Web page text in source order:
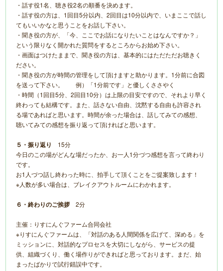
・話す役1名、聴き役2名の順番を決めます。
・話す役の方は、1回目5分以内、2回目は10分以内で、いまここで話し
てもいいかなと思うことをお話し下さい。
・聞き役の方が、「今、ここでお話になりたいことはなんですか？」
という限りなく開かれた質問をするところからお始め下さい。
・画面はつけたままで、聞き役の方は、基本的にはただただお聴きく
ださい。
・聞き役の方が時間の管理をして頂けますと助かります。1分前に合図
を送って下さい。 例）「1分前です」と優しくささやく
・時間（1回目5分、2回目10分）は上限の目安ですので、それより早く
終わっても結構です。また、話さない自由、沈黙する自由も許容され
る場であればと思います。時間が余った場合は、話してみての感想、
聴いてみての感想を振り返って頂ければと思います。
５・振り返り
15分
今日のこの場がどんな場だったか、お一人1分づつ感想を言って終わり
です。
お1人づつ話し終わった時に、拍手して頂くことをご提案致します！
※人数が多い場合は、ブレイクアウトルームにわかれます。
６・終わりのご挨拶 2分
主催：りすにんぐファーム合同会社
※りすにんぐファームは、「対話のある人間関係を広げて、深める」を
ミッションに、対話的なプロセスを大切にしながら、サービスの提
供、組織づくり、働く場作りができればと思っております。まだ、始
まったばかりで試行錯誤中です。